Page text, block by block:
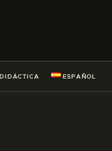
DIDÁCTICA ESPAÑOL